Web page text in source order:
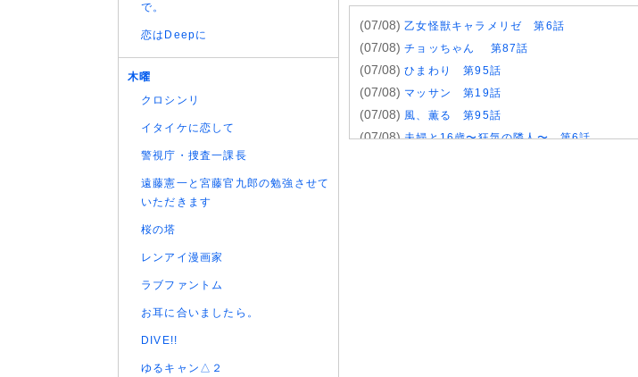
(07/08)乙女怪獣キャラメリゼ 第6話
(07/08)チョッちゃん 第87話
(07/08)ひまわり 第95話
(07/08) マッサン 第19話
(07/08) 風、薫る 第95話
(07/08)夫婦と16歳〜狂気の隣人〜 第6話
で。
恋はDeepに
木曜
クロシンリ
イタイケに恋して
警視庁・捜査一課長
遠藤憲一と宮藤官九郎の勉強させて
いただきます
桜の塔
レンアイ漫画家
ラブファントム
お耳に合いましたら。
DIVE!!
ゆるキャン△２